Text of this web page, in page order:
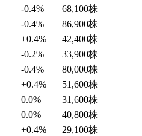
-0.4% 68,100株
-0.4% 86,900株
+0.4% 42,400株
-0.2% 33,900株
-0.4% 80,000株
+0.4% 51,600株
0.0% 31,600株
0.0% 40,800株
+0.4% 29,100株